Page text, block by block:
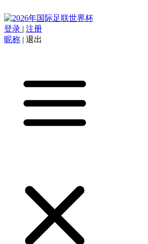
登录 | 注册
昵称 | 退出